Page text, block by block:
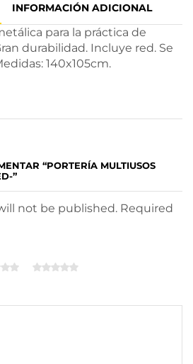
INFORMACIÓN ADICIONAL
para la práctica de
durabilidad. Incluye red. Se
140x105cm.
“PORTERÍA MULTIUSOS
”
not be published. Required